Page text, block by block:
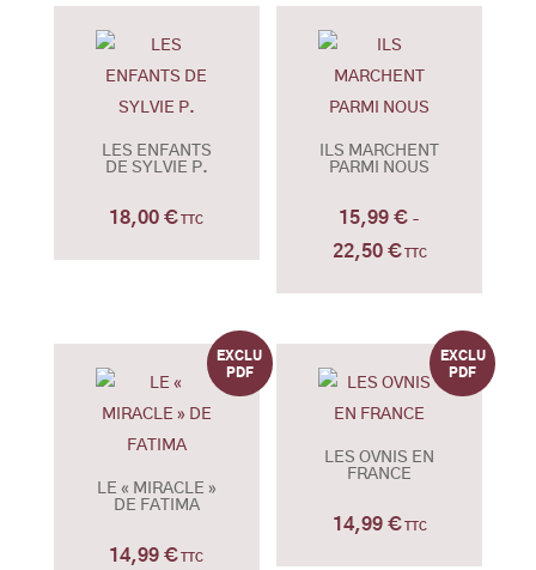
14,99 €
à
22,00 €
LES ENFANTS
DE SYLVIE P.
18,00€ TTC
ILS MARCHENT
PARMI NOUS
15,99 € –
22,50 €Plage
15,99 €
à
22,50 €
TTC
LE « MIRACLE »
DE FATIMA
14,99€ TTC
LES OVNIS EN
FRANCE
14,99 € TTC